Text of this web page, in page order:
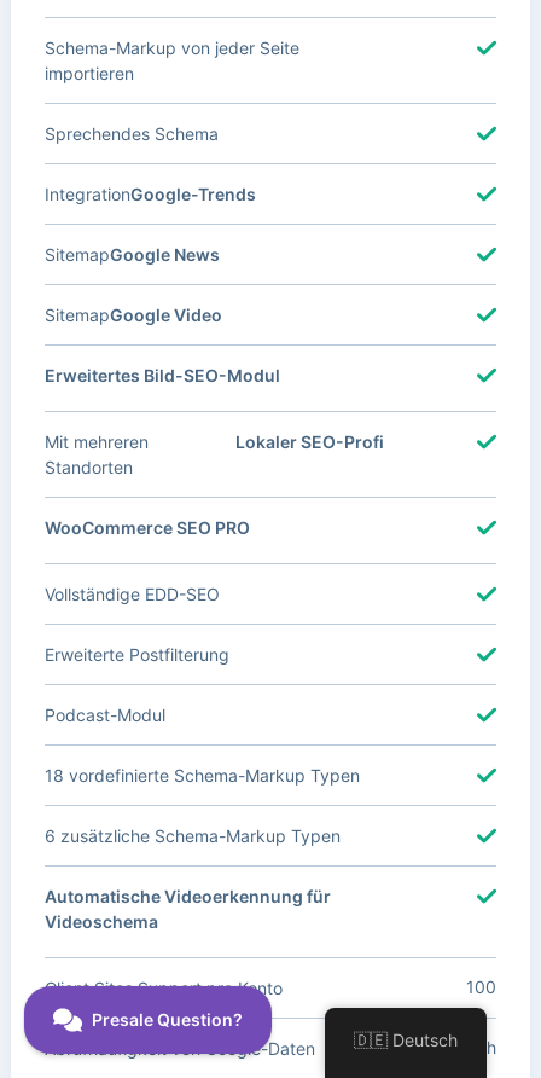
Schema-Markup von jeder Seite
importieren
Sprechendes Schema
Google-Trends
Integration
Google News
Sitemap
Google Video
Sitemap
Erweitertes Bild-SEO-Modul
Lokaler SEO-Profi
Mit mehreren
Standorten
WooCommerce SEO PRO
Vollständige EDD-SEO
Erweiterte Postfilterung
Podcast-Modul
18 vordefinierte Schema-Markup Typen
6 zusätzliche Schema-Markup Typen
Automatische Videoerkennung für
Videoschema
Client Sites Support pro Konto 100
Abrufhäufigkeit von Google-Daten Täglich
🇩🇪 Deutsch